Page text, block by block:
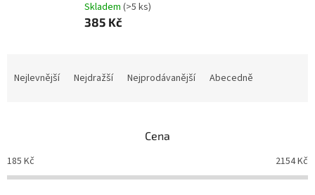
Skladem (>5 ks)
385 Kč
p
r
o
Nejlevnější Nejdražší Nejprodávanější Abecedně
Cena
185 Kč 2154Kč